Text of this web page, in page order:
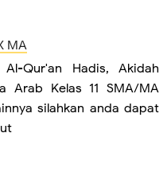
MA
Qur'an Hadis, Akidah
Arab Kelas 11 SMA/MA
silahkan anda dapat